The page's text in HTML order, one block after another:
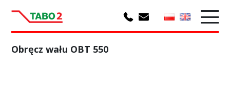
Obręcz wału OBT 550